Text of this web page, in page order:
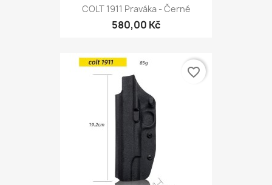
COLT 1911 Praváka - Černé
580,00 Kč
favorite_border